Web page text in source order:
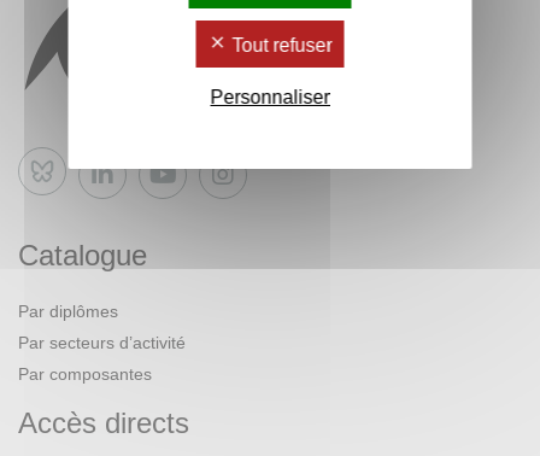
Bluesky
Catalogue
Par diplômes
Par secteurs d’activité
Par composantes
Accès directs
Tout refuser
Personnaliser